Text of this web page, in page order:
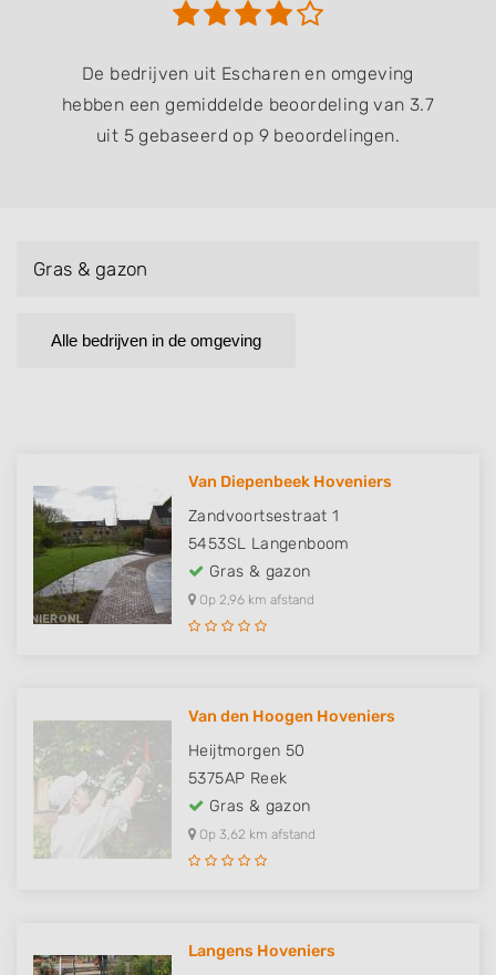
De bedrijven uit Escharen en omgeving
hebben een gemiddelde beoordeling van 3.7
uit 5 gebaseerd op 9 beoordelingen.
Gras & gazon
Alle bedrijven in de omgeving
Van Diepenbeek Hoveniers
Zandvoortsestraat 1
5453SL Langenboom
Gras & gazon
Op 2,96 km afstand
Van den Hoogen Hoveniers
Heijtmorgen 50
5375AP Reek
Gras & gazon
Op 3,62 km afstand
Langens Hoveniers